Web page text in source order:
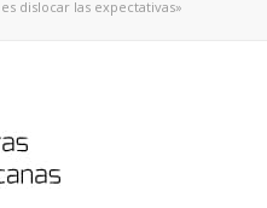
dislocar las expectativas»